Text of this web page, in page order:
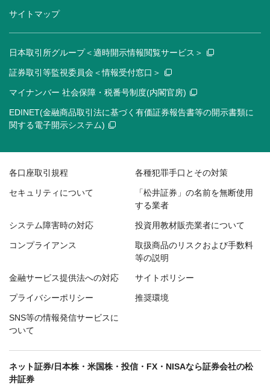
サイトマップ
日本取引所グループ＜適時開示情報閲覧サービス＞
証券取引等監視委員会＜情報受付窓口＞
マイナンバー 社会保障・税番号制度(内閣官房)
EDINET(金融商品取引法に基づく有価証券報告書等の開示書類に
関する電子開示システム)
各口座取引規程 各種犯罪手口とその対策
セキュリティについて
「松井証券」の名前を無断使用
する業者
システム障害時の対応 投資用教材販売業者について
コンプライアンス
取扱商品のリスクおよび手数料
等の説明
金融サービス提供法への対応 サイトポリシー
プライバシーポリシー 推奨環境
SNS等の情報発信サービスに
ついて
ネット証券/日本株・米国株・投信・FX・NISAなら証券会社の松
井証券